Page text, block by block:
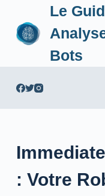
a
Le
Bots
: Votre